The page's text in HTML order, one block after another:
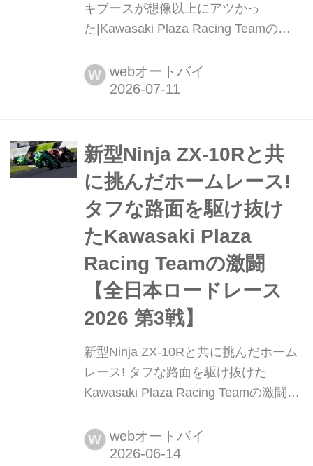
キブースが想像以上にアツかっ
た|Kawasaki Plaza Racing Teamのマ
GPスクエア イベントレポート】 波乱
の展開となった2026年の鈴鹿8時間耐
トのGPスクエアに構えたカワサキブ
ースには今年も大勢のファンで賑わい
ました。最新モデルの展示や限定グッ
ズの販売、そしてファンとライダーが
一体となったトークショーなど、ラ...
W webオートバイ
新型Ninja ZX-10Rと共
に挑んだホームレース!
タフな路面を駆け抜け
たKawasaki Plaza
Racing Teamの激闘
【全日本ロードレース
2026 第3戦】
新型Ninja ZX-10Rと共に挑んだホーム
レース! タフな路面を駆け抜けた
Kawasaki Plaza Racing Teamの激闘
夏の訪れを感じさせる2026年5月末。
大分県の雄大な自然に抱かれたオート
W webオートバイ